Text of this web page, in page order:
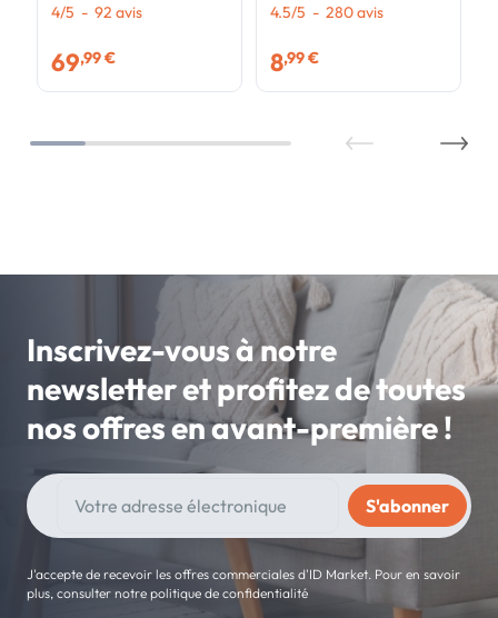
18m² 6 x 3 x 2 m anti-UV
CRIMÉE blanche
4/5 - 92 avis
69,99 €
thermique anti-chaleur
jardin
4.5/5 - 280avis
8,99 €
Inscrivez-vous à notre
newsletter et profitez de toutes
nos offres en avant-première !
J'accepte de recevoir les offres commerciales d'ID Market. Pour en savoir
plus, consulter notre politique de confidentialité